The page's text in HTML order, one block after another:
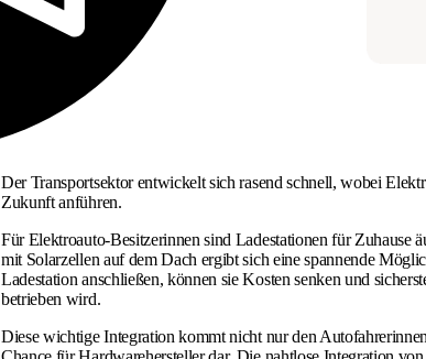
Der Transportsektor entwickelt sich rasend schnell, wobei
Zukunft anführen.
Für Elektroauto-Besitzerinnen sind Ladestationen für Zuhause
mit Solarzellen auf dem Dach ergibt sich eine spannende
Ladestation anschließen, können sie Kosten senken und
betrieben wird.
Diese wichtige Integration kommt nicht nur den